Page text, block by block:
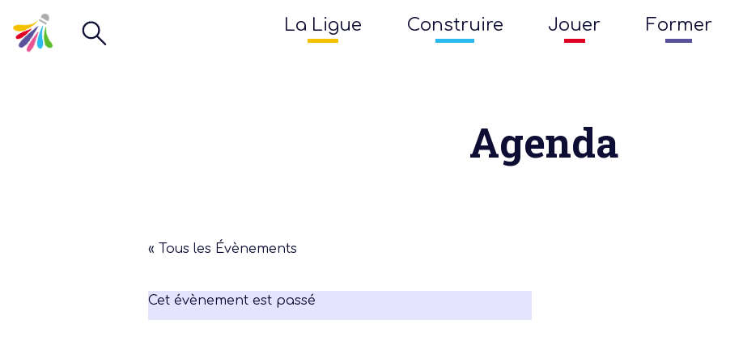
La Ligue Construire Jouer Former
Agenda
« Tous les Évènements
Cet évènement est passé